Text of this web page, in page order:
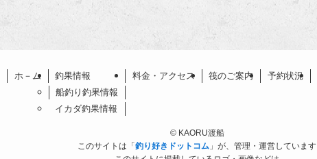
ホ－ム
釣果情報
船釣り釣果情報
イカダ釣果情報
料金・アクセス 筏のご案内 予約状況
©KAORU渡船
このサイトは「釣り好きドットコム 」が、管理・運営しています